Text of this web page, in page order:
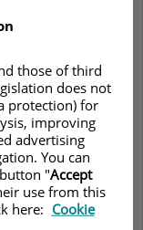
de interés
those of third
does not
protection) for
improving
advertising
You can
"Accept
use from this
here: Cookie